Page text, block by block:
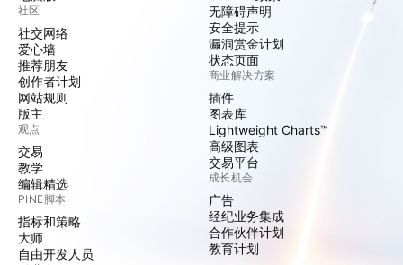
社区
社交网络
爱心墙
推荐朋友
创作者计划
网站规则
版主
观点
交易
教学
编辑精选
PINE脚本
指标和策略
大师
自由开发人员
无障碍声明
安全提示
漏洞赏金计划
状态页面
商业解决方案
插件
图表库
Lightweight Charts™
高级图表
交易平台
成长机会
广告
经纪业务集成
合作伙伴计划
教育计划